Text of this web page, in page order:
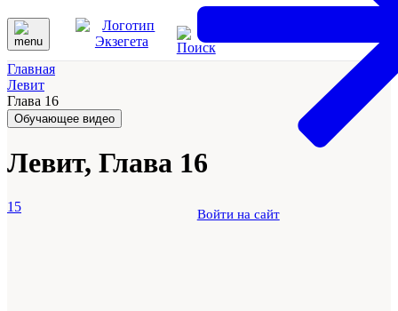
Войти на сайт
Главная
Левит
Глава 16
Обучающее видео
Левит, Глава 16
15